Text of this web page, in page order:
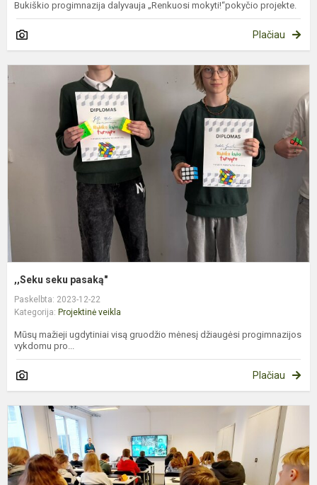
Bukiškio progimnazija dalyvauja „Renkuosi mokyti!“pokyčio projekte.
Plačiau
,,Seku seku pasaką"
Paskelbta: 2023-12-22
Kategorija: Projektinė veikla
Mūsų mažieji ugdytiniai visą gruodžio mėnesį džiaugėsi progimnazijos
vykdomu pro...
Plačiau